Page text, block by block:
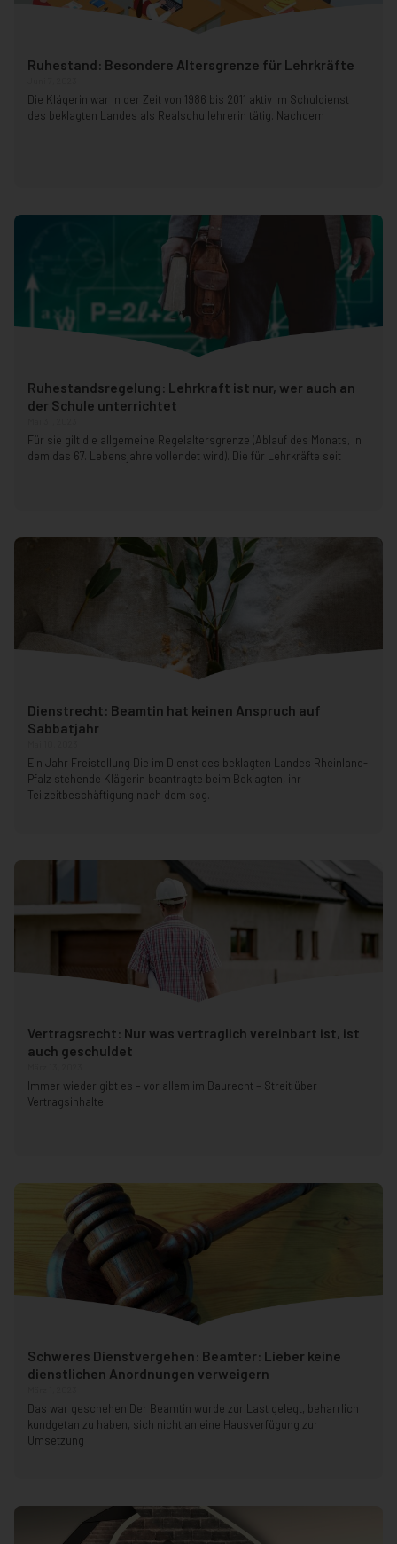
Ruhestand: Besondere Altersgrenze für Lehrkräfte
Die Klägerin war in der Zeit von 1986 bis 2011 aktiv im Schuldienst
des beklagten Landes als Realschullehrerin tätig. Nachdem
Ruhestandsregelung: Lehrkraft ist nur, wer auch an
der Schule unterrichtet
Für sie gilt die allgemeine Regelaltersgrenze (Ablauf des Monats, in
dem das 67. Lebensjahre vollendet wird). Die für Lehrkräfte seit
Dienstrecht: Beamtin hat keinen Anspruch auf
Sabbatjahr
Ein Jahr Freistellung Die im Dienst des beklagten Landes Rheinland-
Pfalz stehende Klägerin beantragte beim Beklagten, ihr
Teilzeitbeschäftigung nach dem sog.
Vertragsrecht: Nur was vertraglich vereinbart ist, ist
auch geschuldet
Immer wieder gibt es – vor allem im Baurecht – Streit über
Vertragsinhalte.
Schweres Dienstvergehen: Beamter: Lieber keine
dienstlichen Anordnungen verweigern
Das war geschehen Der Beamtin wurde zur Last gelegt, beharrlich
kundgetan zu haben, sich nicht an eine Hausverfügung zur
Umsetzung